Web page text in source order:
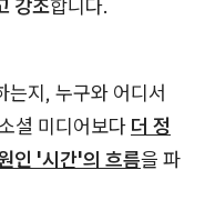
강조합니다.
는지, 누구와 어디서
셜 미디어보다 더 정
인 '시간'의 흐름을 파